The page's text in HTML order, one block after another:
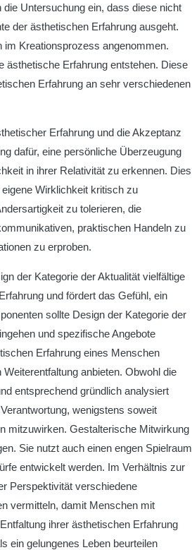
Untersuchung ein, dass diese nicht
der ästhetischen Erfahrung ausgeht.
im Kreationsprozess angenommen.
ästhetische Erfahrung entstehen. Diese
Erfahrung an sehr verschiedenen
Erfahrung und die Akzeptanz
dafür, eine persönliche Überzeugung
in ihrer Relativität zu erkennen. Dies
Wirklichkeit kritisch zu
zu tolerieren, die
praktischen Handeln zu
zu erproben.
der Kategorie der Aktualität vielfältige
und fördert das Gefühl, ein
sollte Design der Kategorie der
und spezifische Angebote
Erfahrung eines Menschen
anbieten. Obwohl die
entsprechend gründlich analysiert
wenigstens soweit
mitzuwirken. Gestalterische Mitwirkung
Sie nutzt auch einen engen Spielraum
entwickelt werden. Im Verhältnis zur
Perspektivität verschiedene
vermitteln, damit Menschen mit
ihrer ästhetischen Erfahrung
ein gelungenes Leben beurteilen